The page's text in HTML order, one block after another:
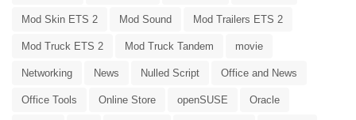
Mod Skin ETS 2 Mod Sound Mod Trailers ETS 2
Mod Truck ETS 2 Mod Truck Tandem movie
Networking News Nulled Script Office and News
Office Tools Online Store openSUSE Oracle